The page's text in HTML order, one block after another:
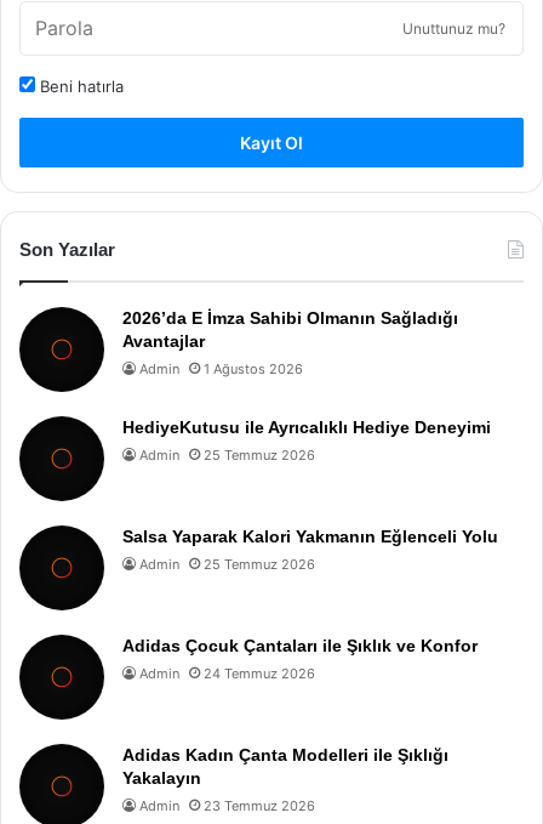
Unuttunuz mu?
Beni hatırla
Kayıt Ol
Son Yazılar
2026’da E İmza Sahibi Olmanın Sağladığı
Avantajlar
Admin 1 Ağustos 2026
HediyeKutusu ile Ayrıcalıklı Hediye Deneyimi
Admin 25 Temmuz 2026
Salsa Yaparak Kalori Yakmanın Eğlenceli Yolu
Admin 25 Temmuz 2026
Adidas Çocuk Çantaları ile Şıklık ve Konfor
Admin 24 Temmuz 2026
Adidas Kadın Çanta Modelleri ile Şıklığı
Yakalayın
Admin 23 Temmuz 2026